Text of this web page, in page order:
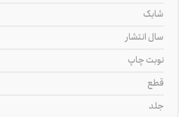
شابک
سال انتشار
نوبت چاپ
قطع
جلد